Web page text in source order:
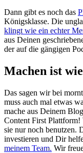
Dann gibt es noch das
Königsklasse. Die
klingt wie ein echter
aus Deinen
der auf die gängigen
Machen ist
Das sagen wir bei
muss auch mal etwas
mache aus Deinem
Content First Plattform!
sie nur noch benutzen.
investieren und Dir
meinem Team. Wir